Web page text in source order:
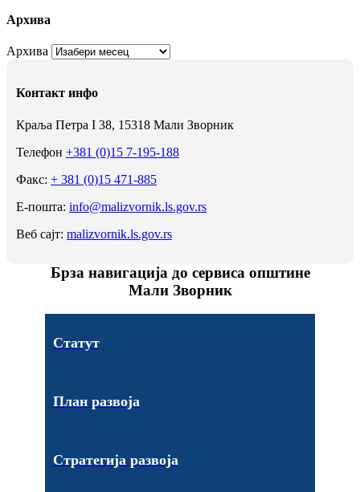
Архива
Архива
Контакт инфо
Краља Петра I 38, 15318 Мали Зворник
Телефон +381 (0)15 7-195-188
Факс: + 381 (0)15 471-885
Е-пошта: info@malizvornik.ls.gov.rs
Веб сајт: malizvornik.ls.gov.rs
Брза навигација до сервиса општине
Мали Зворник
Статут
План развоја
Стратегија развоја